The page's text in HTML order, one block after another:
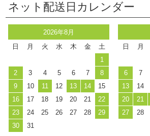
ネット配送日カレンダー
2026年8月
日
月 火 水 木 金
土
1
2
3 4 5 6 7
8
9
10 11 12 13 14
15
16
17 18 19 20 21
22
23
24 25 26 27 28
29
30
31
日
月
6
7
13
14
20
21
27
28